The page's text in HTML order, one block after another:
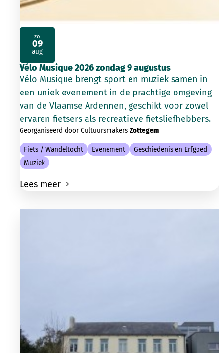
Vélo Musique 2026 zondag 9 augustus
Vélo Musique brengt sport en muziek samen in
een uniek evenement in de prachtige omgeving
van de Vlaamse Ardennen, geschikt voor zowel
ervaren fietsers als recreatieve fietsliefhebbers.
Georganiseerd door Cultuursmakers Zottegem
Fiets / Wandeltocht Evenement
Geschiedenis en Erfgoed
Muziek
Lees meer
zo
09
aug
2026